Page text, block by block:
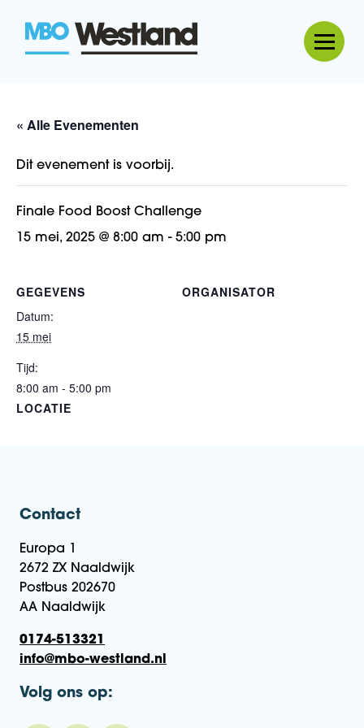
MBO Westland
« Alle Evenementen
Dit evenement is voorbij.
Finale Food Boost Challenge
15 mei, 2025 @ 8:00 am - 5:00 pm
GEGEVENS
Datum:
15 mei
Tijd:
8:00 am - 5:00 pm
LOCATIE
ORGANISATOR
Contact
Europa 1
2672 ZX Naaldwijk
Postbus 202670
AA Naaldwijk
0174-513321
info@mbo-westland.nl
Volg ons op: